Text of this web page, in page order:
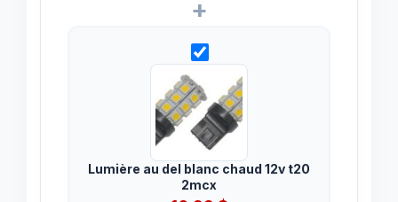
+
Lumière au del blanc chaud 12v t20
2mcx